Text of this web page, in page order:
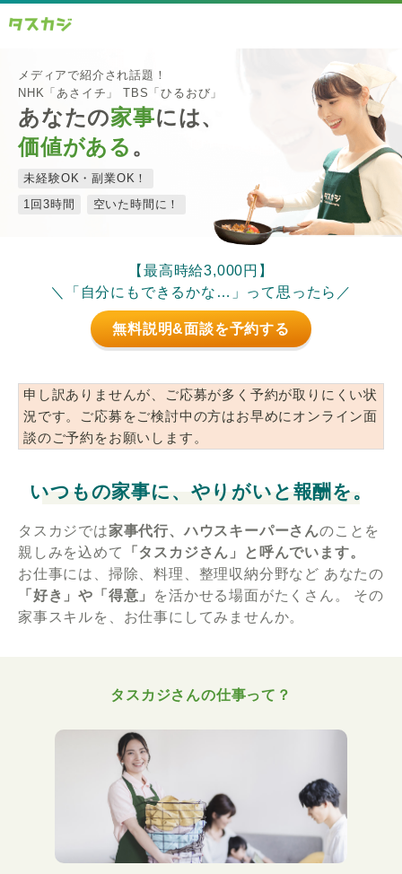
メディアで紹介され話題！
NHK「あさイチ」 TBS「ひるおび」
あなたの家事には、
価値がある 。
未経験OK・副業OK！
1回3時間
空いた時間に！
【最高時給3,000円】
＼「自分にもできるかな…」って思ったら／
無料説明&面談を予約する
申し訳ありませんが、ご応募が多く予約が取りにくい状
況です。ご応募をご検討中の方はお早めにオンライン面
談のご予約をお願いします。
いつもの家事に、やりがいと報酬を。
タスカジでは家事代行、ハウスキーパーさんのことを
親しみを込めて
「タスカジさん」と呼んでいます。
お仕事には、掃除、料理、整理収納分野など あなたの
「好き」や「得意」
を活かせる場面がたくさん。
その
家事スキルを、お仕事にしてみませんか。
タスカジさんの仕事って？